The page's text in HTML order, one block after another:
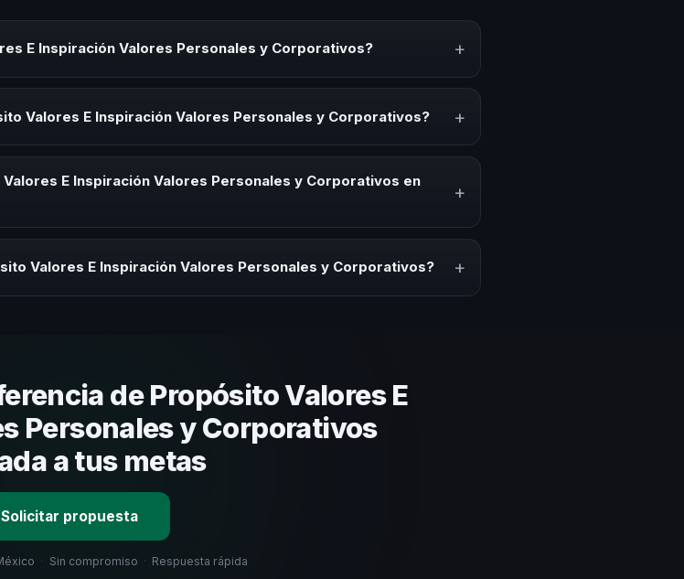
E Inspiración Valores Personales y Corporativos? +
Valores E Inspiración Valores Personales y Corporativos? +
de integración o cuando tu organización necesita impulsar un cambio
E Inspiración Valores Personales y Corporativos en
+
Valores E Inspiración Valores Personales y Corporativos? +
de Propósito Valores E
Personales y Corporativos
a tus metas
Solicitar propuesta
· Sin compromiso · Respuesta rápida